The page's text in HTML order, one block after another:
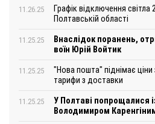
11.26.25
Графік відключення
Полтавській області
11.25.25
Внаслідок поранень,
воїн Юрій Войтик
11.25.25
"Нова пошта" піднімає ціни
тарифи з доставки
11.25.25
У Полтаві попрощалися
Володимиром